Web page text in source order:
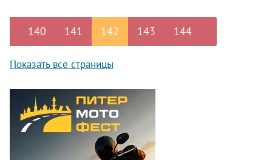
140 141 142 143 144
Показать все страницы